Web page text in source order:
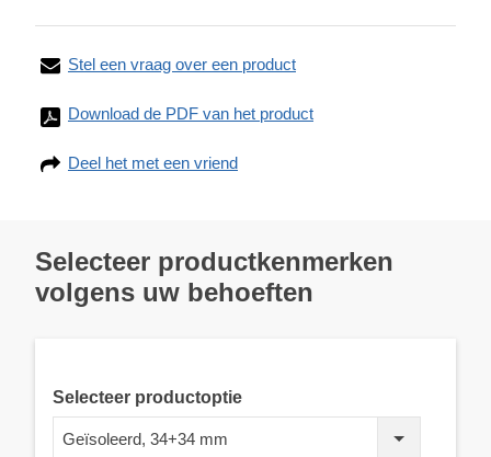
Stel een vraag over een product
Download de PDF van het product
Deel het met een vriend
Selecteer productkenmerken
volgens uw behoeften
Selecteer productoptie
Geïsoleerd, 34+34 mm